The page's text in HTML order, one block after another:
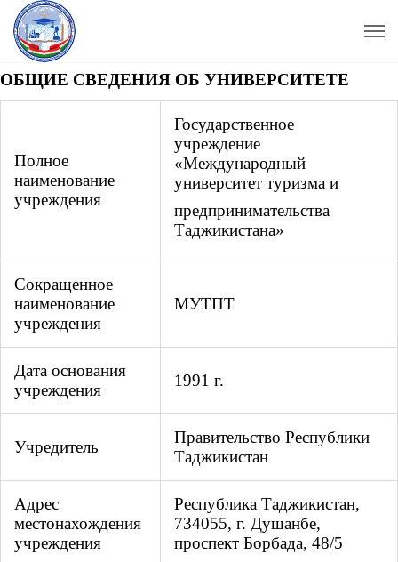
ОБЩИЕ СВЕДЕНИЯ ОБ УНИВЕРСИТЕТЕ
Полное
наименование
учреждения
Государственное
учреждение
«Международный
университет туризма и
предпринимательства
Таджикистана»
Сокращенное
наименование
учреждения
МУТПТ
Дата основания
учреждения
1991 г.
Учредитель
Правительство Республики
Таджикистан
Адрес
местонахождения
учреждения
Республика Таджикистан,
734055, г. Душанбе,
проспект Борбада, 48/5